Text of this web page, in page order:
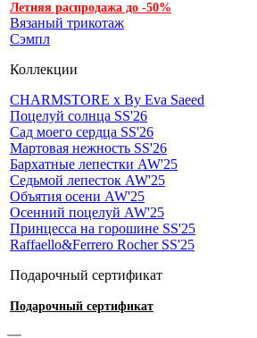
Летняя распродажа до -50%
Вязаный трикотаж
Сэмпл
Коллекции
CHARMSTORE х By Eva Saeed
Поцелуй солнца SS'26
Сад моего сердца SS'26
Мартовая нежность SS'26
Бархатные лепестки AW'25
Седьмой лепесток AW'25
Объятия осени AW'25
Осенний поцелуй AW'25
Принцесса на горошине SS'25
Raffaello&Ferrero Rocher SS'25
Подарочный сертификат
Подарочный сертификат